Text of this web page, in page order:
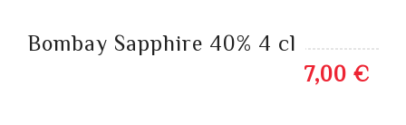
Bombay Sapphire 40% 4 cl
7,00 €